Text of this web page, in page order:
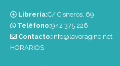
Librería:C/ Cisneros, 69
Teléfono:‭942 375 226‬
Contacto:info@lavoragine.net
HORARIOS